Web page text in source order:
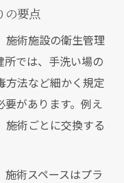
の要点
施術施設の衛生管理
では、手洗い場の
方法など細かく規定
があります。例え
施術ごとに交換する
術スペースはプラ